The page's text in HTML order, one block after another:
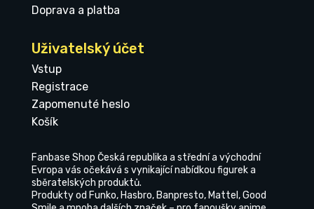
Doprava a platba
Uživatelský účet
Vstup
Registrace
Zapomenuté heslo
Košík
Fanbase Shop Česká republika a střední a východní
Evropa vás očekává s vynikající nabídkou figurek a
sběratelských produktů.
Produkty od Funko, Hasbro, Banpresto, Mattel, Good